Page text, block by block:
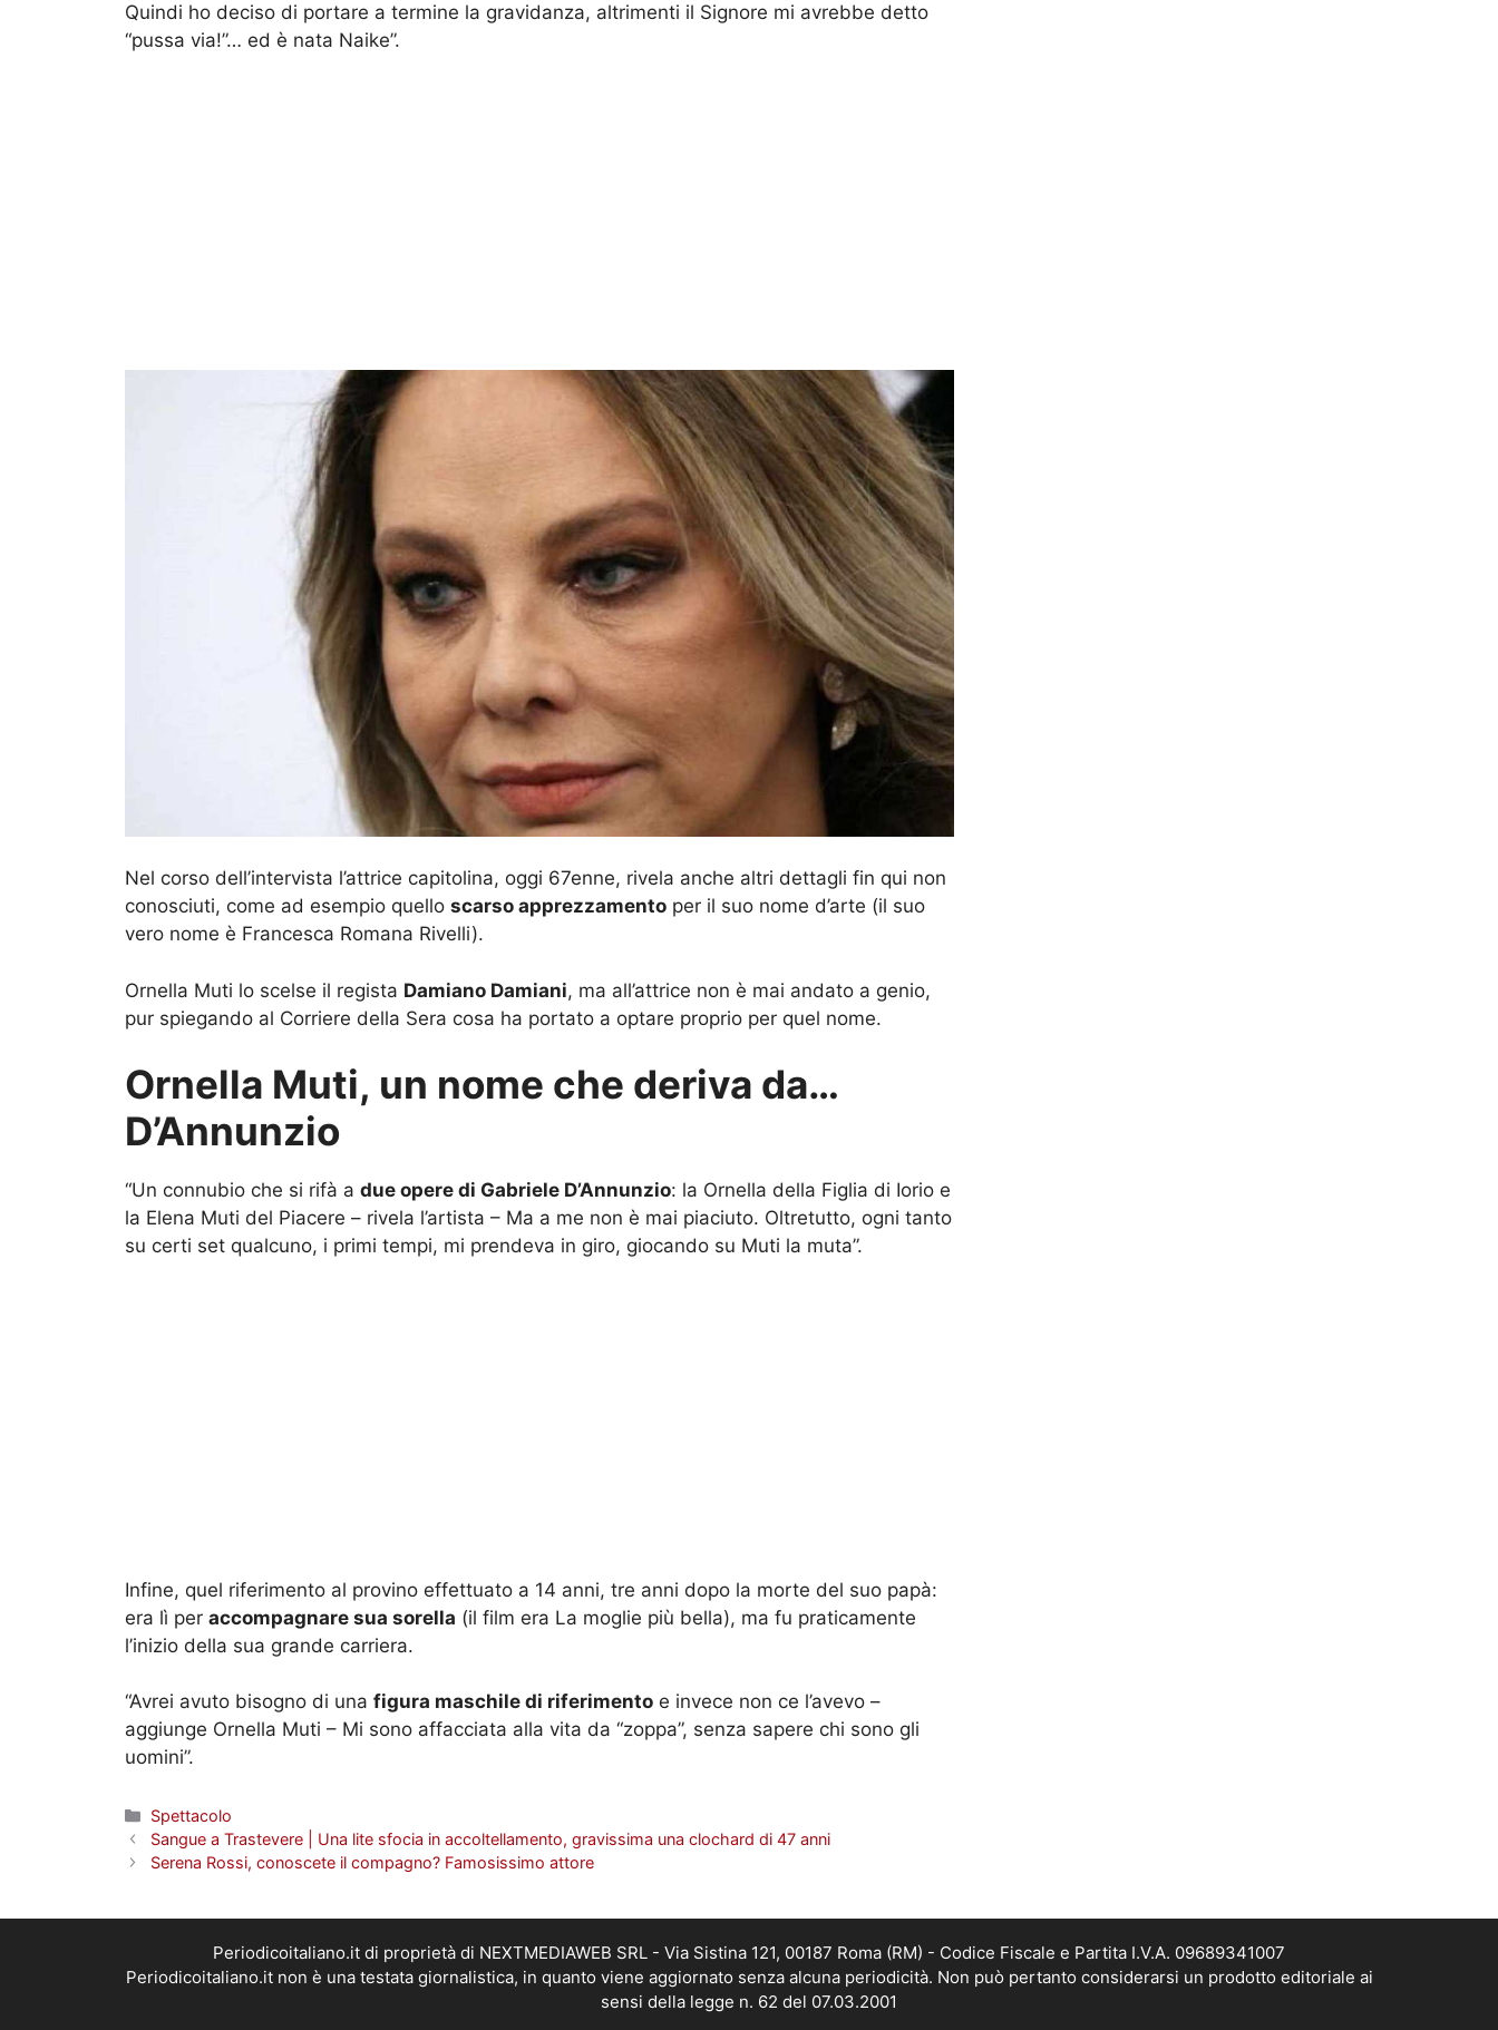
Quindi ho deciso di portare a termine la gravidanza, altrimenti il Signore mi avrebbe detto
“pussa via!”… ed è nata Naike”.
Nel corso dell’intervista l’attrice capitolina, oggi 67enne, rivela anche altri dettagli fin qui non
conosciuti, come ad esempio quello scarso apprezzamento per il suo nome d’arte (il suo
vero nome è Francesca Romana Rivelli).
Ornella Muti lo scelse il regista Damiano Damiani, ma all’attrice non è mai andato a genio,
pur spiegando al Corriere della Sera cosa ha portato a optare proprio per quel nome.
Ornella Muti, un nome che deriva da…
D’Annunzio
“Un connubio che si rifà a due opere di Gabriele D’Annunzio: la Ornella della Figlia di Iorio e
la Elena Muti del Piacere – rivela l’artista – Ma a me non è mai piaciuto. Oltretutto, ogni tanto
su certi set qualcuno, i primi tempi, mi prendeva in giro, giocando su Muti la muta”.
Infine, quel riferimento al provino effettuato a 14 anni, tre anni dopo la morte del suo papà:
era lì per accompagnare sua sorella (il film era La moglie più bella), ma fu praticamente
l’inizio della sua grande carriera.
“Avrei avuto bisogno di una figura maschile di riferimento e invece non ce l’avevo –
aggiunge Ornella Muti – Mi sono affacciata alla vita da “zoppa”, senza sapere chi sono gli
uomini”.
Categorie
Spettacolo
Sangue a Trastevere | Una lite sfocia in accoltellamento, gravissima una clochard di 47 anni
Serena Rossi, conoscete il compagno? Famosissimo attore
Periodicoitaliano.it di proprietà di NEXTMEDIAWEB SRL - Via Sistina 121, 00187 Roma (RM) - Codice Fiscale e Partita I.V.A. 09689341007
Periodicoitaliano.it non è una testata giornalistica, in quanto viene aggiornato senza alcuna periodicità. Non può pertanto considerarsi un prodotto editoriale ai
sensi della legge n. 62 del 07.03.2001